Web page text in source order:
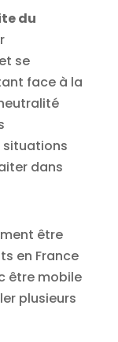
du
se
face à la
situations
dans
être
en France
être mobile
plusieurs